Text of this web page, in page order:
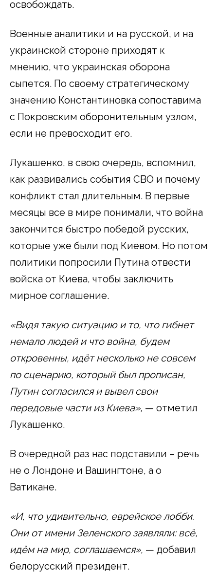
освобождать.
Военные аналитики и на русской, и на
украинской стороне приходят к
мнению, что украинская оборона
сыпется. По своему стратегическому
значению Константиновка сопоставима
с Покровским оборонительным узлом,
если не превосходит его.
Лукашенко, в свою очередь, вспомнил,
как развивались события СВО и почему
конфликт стал длительным. В первые
месяцы все в мире понимали, что война
закончится быстро победой русских,
которые уже были под Киевом. Но потом
политики попросили Путина отвести
войска от Киева, чтобы заключить
мирное соглашение.
«Видя такую ситуацию и то, что гибнет
немало людей и что война, будем
откровенны, идёт несколько не совсем
по сценарию, который был прописан,
Путин согласился и вывел свои
передовые части из Киева», — отметил
Лукашенко.
В очередной раз нас подставили – речь
не о Лондоне и Вашингтоне, а о
Ватикане.
«И, что удивительно, еврейское лобби.
Они от имени Зеленского заявляли: всё,
идём на мир, соглашаемся», — добавил
белорусский президент.